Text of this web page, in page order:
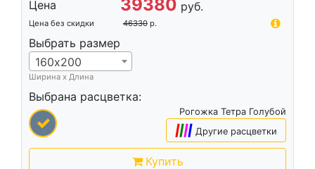
Цена 39380 руб.
Цена без скидки 46330 р.
Выбрать размер
160х200
Ширина х Длина
Выбрана расцветка:
Рогожка Тетра Голубой
|||| Другие расцветки
Купить